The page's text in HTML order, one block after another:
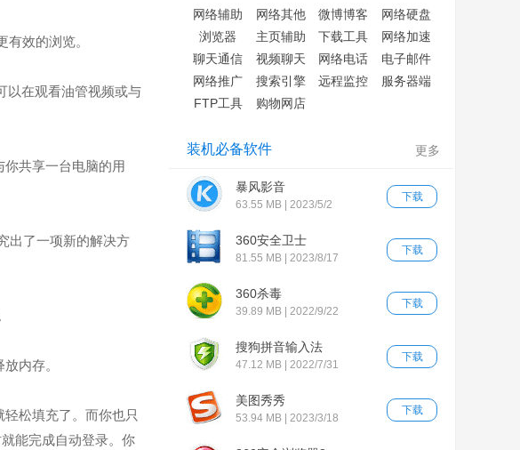
效的浏览。
以在观看油管视频或与
共享一台电脑的用
出了一项新的解决方
内存。
轻松填充了。而你也只
能完成自动登录。你
网络辅助 网络其他 微博博客
网络硬盘
浏览器
主页辅助 下载工具
网络加速
聊天通信
视频聊天 网络电话
电子邮件
网络推广
搜索引擎 远程监控
服务器端
FTP工具
购物网店
更多
装机必备软件
下载
暴风影音
63.55 MB | 2023/5/2
下载
360安全卫士
81.55 MB | 2023/8/17
下载
360杀毒
39.89 MB | 2022/9/22
下载
搜狗拼音输入法
47.12 MB | 2022/7/31
下载
美图秀秀
53.94 MB | 2023/3/18